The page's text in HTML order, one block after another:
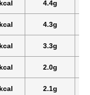
4.4g
4.3g
3.3g
2.0g
2.1g